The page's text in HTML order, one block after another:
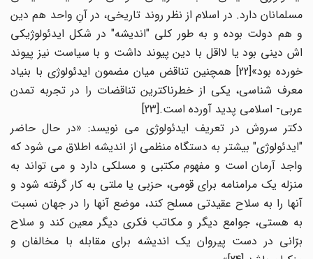
مسلمانان دارد. در اسلام از نظر روند تاریخی، در آنِ واحد هم دین
و هم دولت بوده و به طور کلی "اندیشه" در شکل ایدئولوژیکی
اش دینی بود یا لااقل با دین پیوند داشت و با سیاست نیز پیوند
خورده بود»[22] همچنین تناقض میان مضمون ایدئولوژی با بنیاد
معرف شناسی، یکی از خطرناکترین تناقضات را در تجربه تمدن
عربی- اسلامی پدید آورده است.[23]
دکتر سروش در تعریف ایدئولوژی می نویسد: «در حال حاضر
"ایدئولوژی" بیشتر به دستگاه منظمی از اندیشه اطلاق می شود که
واجد آرمان است و مفهوم مکتبی و مسلکی دارد و می تواند به
منزله یک مرامنامه برای قومی، حزبی یا ملتی به کار گرفته شود و
آنها را به سلاح عقیدتی مسلح کند، موضع آنها را در جهان نسبت
به هستی، جوامع دیگر و مکاتب فکری دیگر معین کند و سلاح
برّانی در دست پیروان یک اندیشه برای مقابله با مخالفان و